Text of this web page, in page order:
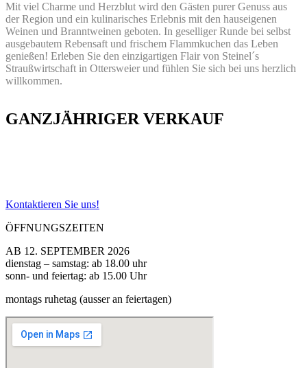
Mit viel Charme und Herzblut wird den Gästen purer Genuss aus
der Region und ein kulinarisches Erlebnis mit den hauseigenen
Weinen und Branntweinen geboten. In geselliger Runde bei selbst
ausgebautem Rebensaft und frischem Flammkuchen das Leben
genießen! Erleben Sie den einzigartigen Flair von Steinel´s
Straußwirtschaft in Ottersweier und fühlen Sie sich bei uns herzlich
willkommen.
GANZJÄHRIGER VERKAUF
Kontaktieren Sie uns!
ÖFFNUNGSZEITEN
AB 12. SEPTEMBER 2026
dienstag – samstag: ab 18.00 uhr
sonn- und feiertag: ab 15.00 Uhr
montags ruhetag (ausser an feiertagen)